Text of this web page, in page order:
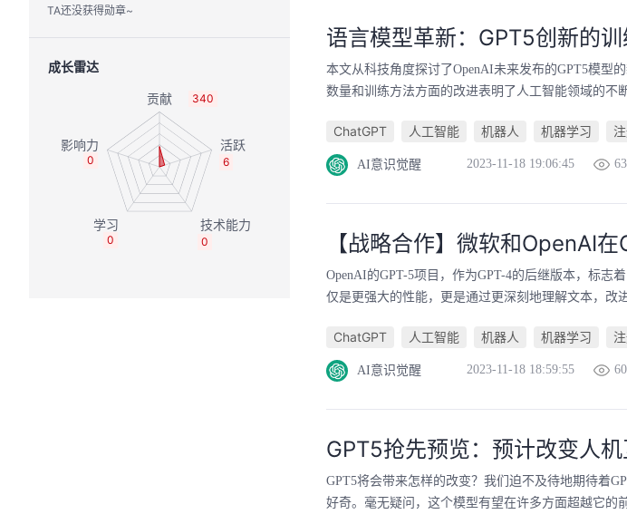
TA还没获得勋章~
成长雷达
340
6
0
0
0
语言模型革新：GPT5创新的
本文从科技角度探讨了OpenAI未来发布的GPT5模型
数量和训练方法方面的改进表明了人工智能领域的不
ChatGPT 人工智能 机器人 机器学习
AI意识觉醒 2023-11-18 19:06:45
【战略合作】微软和OpenAI
OpenAI的GPT-5项目，作为GPT-4的后继版本，标志
仅是更强大的性能，更是通过更深刻地理解文本，改
ChatGPT 人工智能 机器人 机器学习
AI意识觉醒 2023-11-18 18:59:55
GPT5抢先预览：预计改变人机
GPT5将会带来怎样的改变？我们迫不及待地期待着
好奇。毫无疑问，这个模型有望在许多方面超越它的